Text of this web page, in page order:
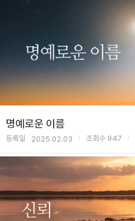
명예로운 이름
등록일 2025.02.03 조회수 947